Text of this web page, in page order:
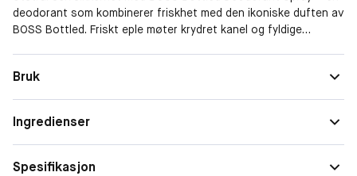
deodorant som kombinerer friskhet med den ikoniske duften av
BOSS Bottled. Friskt eple møter krydret kanel og fyldige
deodoranten med BOSS Bottled Eau de Toilette.
• Fragrance family: Woody Fruity
• Noter av eple, kanel og tre
Bruk
Ingredienser
Spesifikasjon